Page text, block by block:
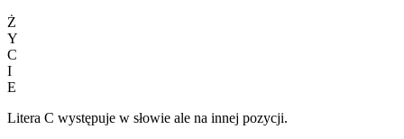
Ż
Y
C
I
E
Litera C występuje w słowie ale na innej pozycji.